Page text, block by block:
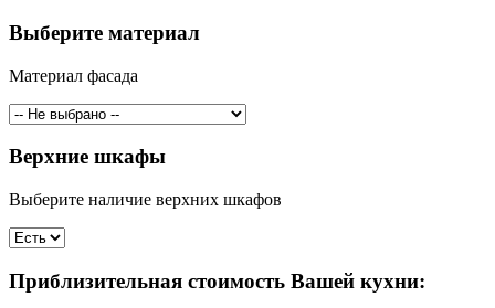
Выберите материал
Материал фасада
Верхние шкафы
Выберите наличие верхних шкафов
Приблизительная стоимость Вашей кухни: